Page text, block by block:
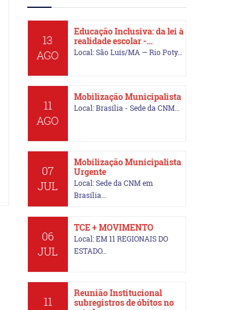
13
AGO
Educação Inclusiva: da lei à
realidade escolar -…
Local: São Luís/MA — Rio Poty…
11
AGO
Mobilização Municipalista
Local: Brasília - Sede da CNM…
07
JUL
Mobilização Municipalista
Urgente
Local: Sede da CNM em
Brasília…
06
JUL
TCE + MOVIMENTO
Local: EM 11 REGIONAIS DO
ESTADO…
11
Reunião Institucional
subregistros de óbitos no